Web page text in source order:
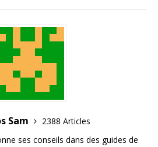
Sam
2388 Articles
ses conseils dans des guides de